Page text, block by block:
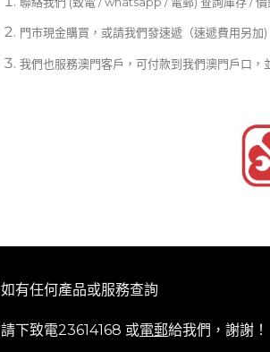
門市現金購買，或請我們發速遞（速遞費用另加)
我們也服務澳門客戶，可付款到我們澳門戶口，
如有任何產品或服務查詢
請下致電23614168 或電郵給我們，謝謝！